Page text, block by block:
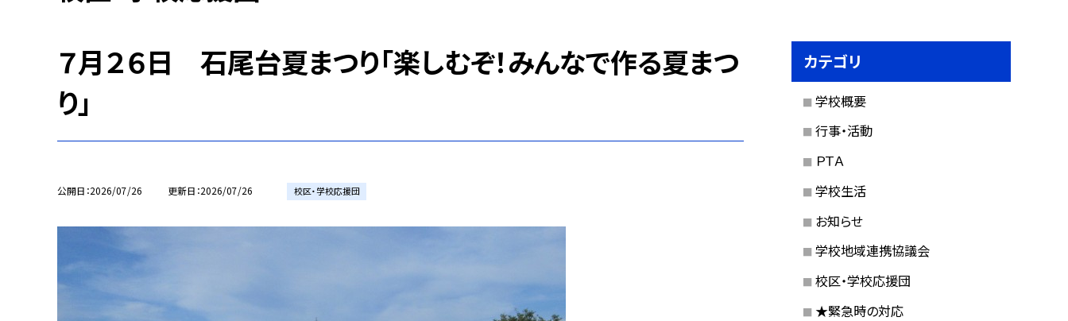
７月２６日 石尾台夏まつり「楽しむぞ！みんなで作る夏まつ
り」
公開日 2026/07/26 更新日 2026/07/26 校区・学校応援団
カテゴリ
学校概要
行事・活動
ＰＴＡ
学校生活
お知らせ
学校地域連携協議会
校区・学校応援団
★緊急時の対応